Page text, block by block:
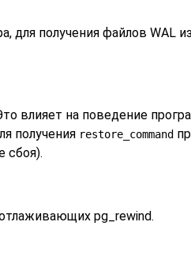
для получения файлов WAL
влияет на поведение
получения restore_command
сбоя).
pg_rewind.